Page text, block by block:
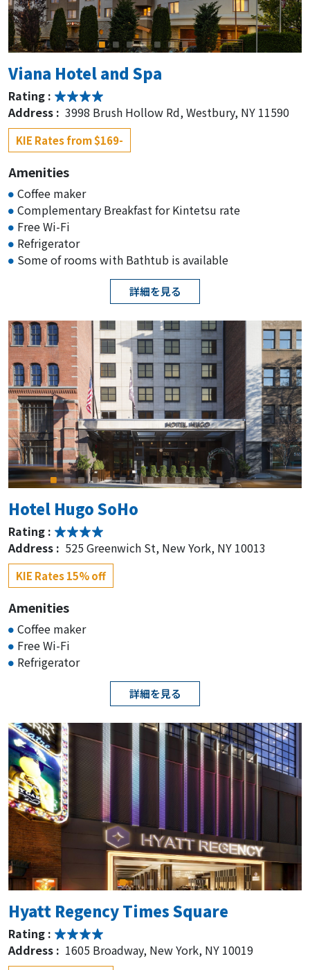
Viana Hotel and Spa
Rating :
Address : 3998 Brush Hollow Rd, Westbury, NY 11590
KIE Rates from $169-
Amenities
Coffee maker
Complementary Breakfast for Kintetsu rate
Free Wi-Fi
Refrigerator
Some of rooms with Bathtub is available
詳細を見る
Hotel Hugo SoHo
Rating :
Address : 525 Greenwich St, New York, NY 10013
KIE Rates 15% off
Amenities
Coffee maker
Free Wi-Fi
Refrigerator
詳細を見る
Hyatt Regency Times Square
Rating :
Address : 1605 Broadway, New York, NY 10019